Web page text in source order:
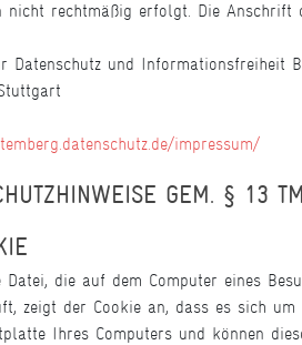
nicht rechtmäßig erfolgt. Die
Datenschutz und Informationsfreiheit
impressum/
GEM. § 13
die auf dem Computer eines
zeigt der Cookie an, dass es sich
Ihres Computers und können